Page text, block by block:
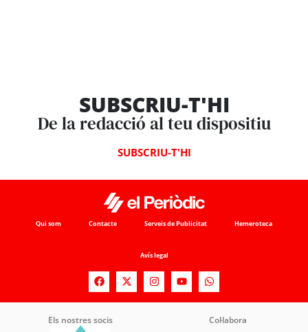
SUBSCRIU-T'HI
De la redacció al teu dispositiu
SUBSCRIU-T'HI
Qui som Contacte Serveis de Publicitat Hemeroteca
Avís legal
Els nostres socis Col·labora